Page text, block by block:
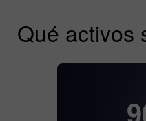
Qué activos